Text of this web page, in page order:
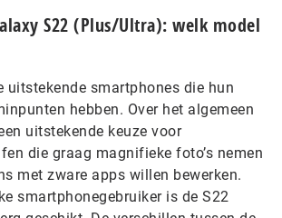
S22 (Plus/Ultra): welk model
uitstekende smartphones die hun
hebben. Over het algemeen
uitstekende keuze voor
die graag magnifieke foto’s nemen
met zware apps willen bewerken.
smartphonegebruiker is de S22